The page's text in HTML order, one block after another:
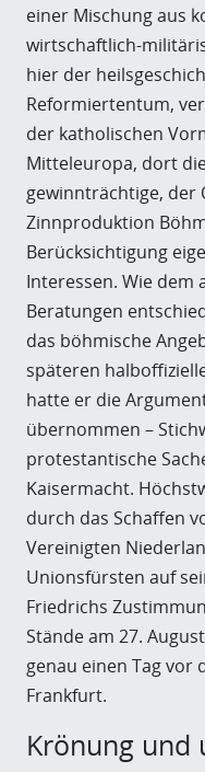
einer Mischung aus
wirtschaftlich-
hier der
Reformiertentum,
der katholischen
Mitteleuropa, dort
gewinnträchtige, der
Zinnproduktion
Berücksichtigung
Interessen. Wie dem
Beratungen
das böhmische
späteren
hatte er die
übernommen –
protestantische
Kaisermacht.
durch das Schaffen
Vereinigten
Unionsfürsten auf
Friedrichs
Stände am 27.
genau einen Tag vor
Frankfurt.
Krönung und